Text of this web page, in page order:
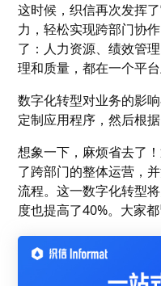
这时候，织信再次发挥
力，轻松实现跨部门协
了：人力资源、绩效管
理和质量，都在一个平
数字化转型对业务的影
定制应用程序，然后根
想象一下，麻烦省去了
了跨部门的整体运营，
流程。这一数字化转型
度也提高了40%。大家